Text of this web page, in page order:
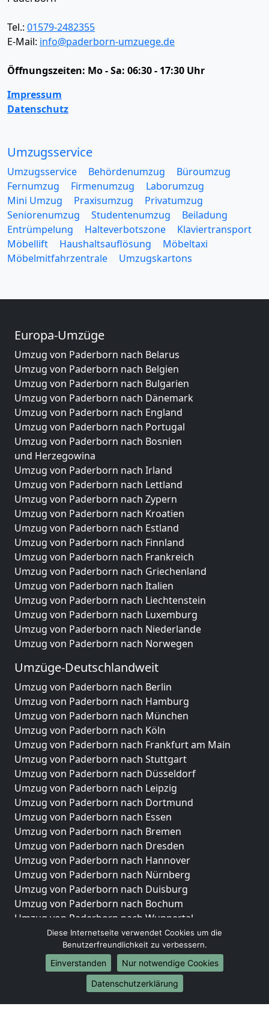
Tel.: 01579-2482355
E-Mail: info@paderborn-umzuege.de
Öffnungszeiten: Mo - Sa: 06:30 - 17:30 Uhr
Impressum
Datenschutz
Umzugsservice
Umzugsservice Behördenumzug
Büroumzug
Fernumzug
Firmenumzug
Laborumzug
Mini Umzug
Praxisumzug
Privatumzug
Seniorenumzug
Studentenumzug
Beiladung
Entrümpelung
Halteverbotszone
Klaviertransport
Möbellift
Haushaltsauflösung
Möbeltaxi
Möbelmitfahrzentrale
Umzugskartons
Europa-Umzüge
Umzug von Paderborn nach Belarus
Umzug von Paderborn nach Belgien
Umzug von Paderborn nach Bulgarien
Umzug von Paderborn nach Dänemark
Umzug von Paderborn nach England
Umzug von Paderborn nach Portugal
Umzug von Paderborn nach Bosnien
und Herzegowina
Umzug von Paderborn nach Irland
Umzug von Paderborn nach Lettland
Umzug von Paderborn nach Zypern
Umzug von Paderborn nach Kroatien
Umzug von Paderborn nach Estland
Umzug von Paderborn nach Finnland
Umzug von Paderborn nach Frankreich
Umzug von Paderborn nach Griechenland
Umzug von Paderborn nach Italien
Umzug von Paderborn nach Liechtenstein
Umzug von Paderborn nach Luxemburg
Umzug von Paderborn nach Niederlande
Umzug von Paderborn nach Norwegen
Umzüge-Deutschlandweit
Umzug von Paderborn nach Berlin
Umzug von Paderborn nach Hamburg
Umzug von Paderborn nach München
Umzug von Paderborn nach Köln
Umzug von Paderborn nach Frankfurt am Main
Umzug von Paderborn nach Stuttgart
Umzug von Paderborn nach Düsseldorf
Umzug von Paderborn nach Leipzig
Umzug von Paderborn nach Dortmund
Umzug von Paderborn nach Essen
Umzug von Paderborn nach Bremen
Umzug von Paderborn nach Dresden
Umzug von Paderborn nach Hannover
Umzug von Paderborn nach Nürnberg
Umzug von Paderborn nach Duisburg
Umzug von Paderborn nach Bochum
Umzug von Paderborn nach Wuppertal
Umzug von Paderborn nach Bielefeld
Umzug von Paderborn nach Bonn
Umzug von Paderborn nach Münster
Internationale-Umzüge
Umzug von Paderborn nach Brasilien
Diese Internetseite verwendet Cookies um die
Benutzerfreundlichkeit zu verbessern.
Einverstanden
Nur notwendige Cookies
Datenschutzerklärung